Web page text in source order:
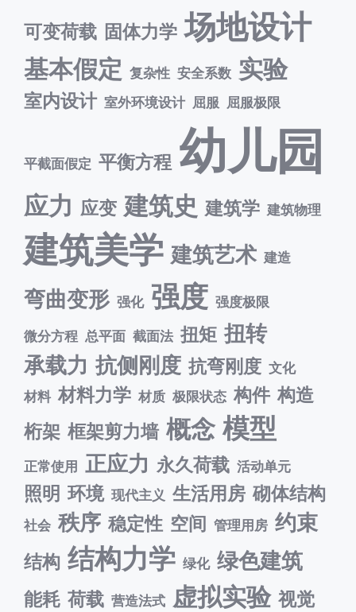
可变荷载 固体力学 场地设计
基本假定 复杂性 安全系数 实验
室内设计 室外环境设计 屈服 屈服极限
平截面假定 平衡方程 幼儿园
应力 应变 建筑史 建筑学 建筑物理
建筑美学 建筑艺术 建造
弯曲变形 强化 强度 强度极限
微分方程 总平面 截面法 扭矩 扭转
承载力 抗侧刚度 抗弯刚度 文化
材料 材料力学 材质 极限状态 构件 构造
桁架 框架剪力墙 概念 模型
正常使用 正应力 永久荷载 活动单元
照明 环境 现代主义 生活用房 砌体结构
社会 秩序 稳定性 空间 管理用房 约束
结构 结构力学 绿化 绿色建筑
能耗 荷载 营造法式 虚拟实验 视觉